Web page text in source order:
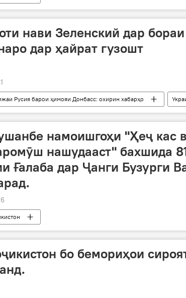
нави Зеленский дар
дар ҳайрат гузошт
Русия барои ҳимояи Донбасс: охирин хабарҳо
Владимир Зеленский низоъ ҳалли низоъ
намоишгоҳи "Ҳеҷ кас
нашудааст" бахшида
Ғалаба дар Ҷанги Бузурги
бо бемориҳои